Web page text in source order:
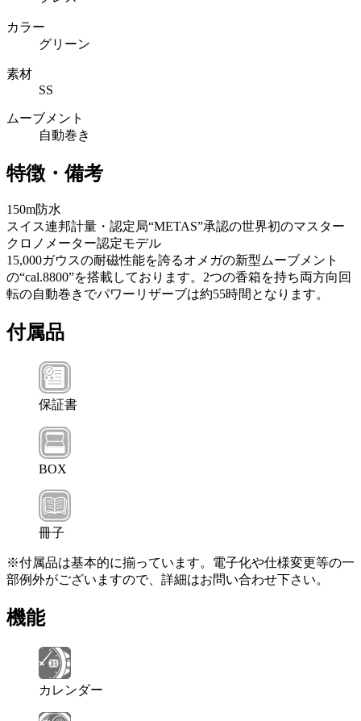
カラー
グリーン
素材
SS
ムーブメント
自動巻き
特徴・備考
150m防水
スイス連邦計量・認定局“METAS”承認の世界初のマスター
クロノメーター認定モデル
15,000ガウスの耐磁性能を誇るオメガの新型ムーブメント
の“cal.8800”を搭載しております。2つの香箱を持ち両方向回
転の自動巻きでパワーリザーブは約55時間となります。
付属品
保証書
BOX
冊子
※付属品は基本的に揃っています。電子化や仕様変更等の一
部例外がございますので、詳細はお問い合わせ下さい。
機能
カレンダー